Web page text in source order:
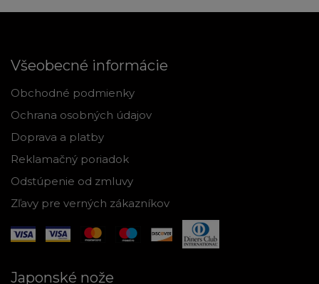
Všeobecné informácie
Obchodné podmienky
Ochrana osobných údajov
Doprava a platby
Reklamačný poriadok
Odstúpenie od zmluvy
Zľavy pre verných zákazníkov
Japonské nože